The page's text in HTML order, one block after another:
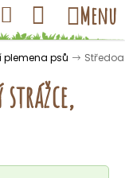
Přihlášení
Nákupní
košík
Menu
plemena psů